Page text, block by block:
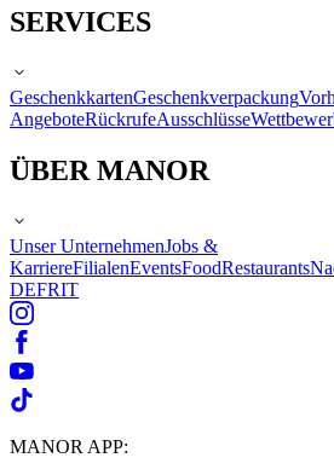
SERVICES
GeschenkkartenGeschenkverpackung
AngeboteRückrufeAusschlüsse
ÜBER MANOR
Unser UnternehmenJobs &
KarriereFilialenEventsFoodRestaurants
DEFRIT
MANOR APP: